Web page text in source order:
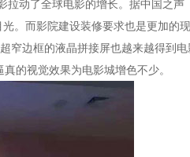
动了全球电影的增长。据中国之声
。而影院建设装修要求也是更加的
窄边框的液晶拼接屏也越来越得到
的视觉效果为电影城增色不少。